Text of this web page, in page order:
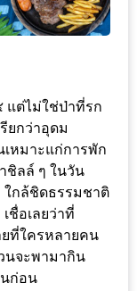
แต่ไม่ใช่ป่าที่รก
ยกว่าอุดม
หมาะแก่การพัก
ชิลล์ ๆ ในวัน
กล้ชิดธรรมชาติ
ชื่อเลยว่าที่
ที่ใครหลายคน
นจะพามากิน
ก่อน